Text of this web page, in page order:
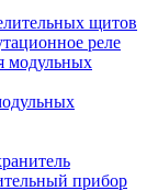
щитов
реле
прибор